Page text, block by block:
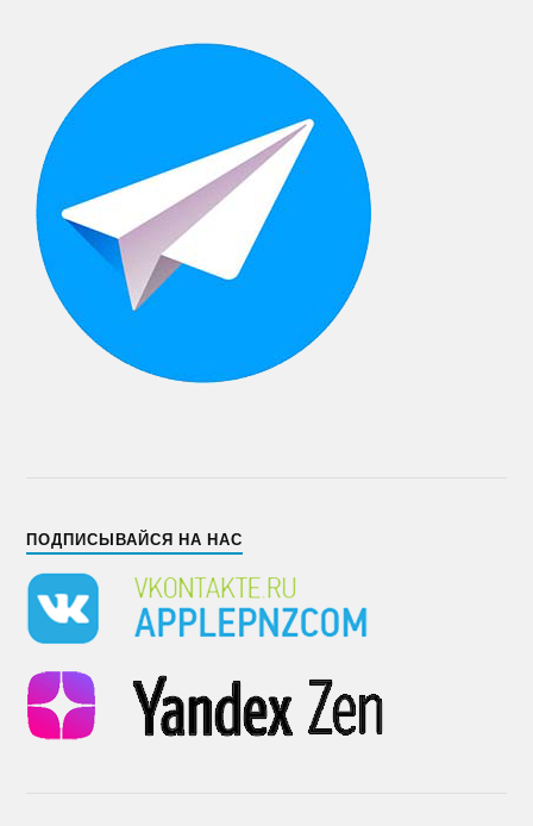
ПОДПИСЫВАЙСЯ НА НАС